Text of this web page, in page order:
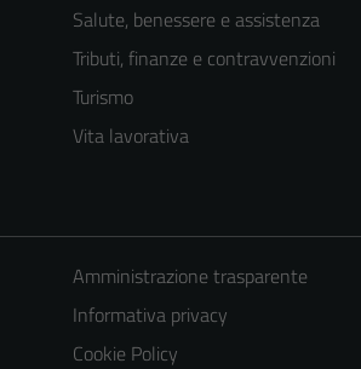
Salute, benessere e assistenza
Tributi, finanze e contravvenzioni
Turismo
Vita lavorativa
Amministrazione trasparente
Informativa privacy
Cookie Policy